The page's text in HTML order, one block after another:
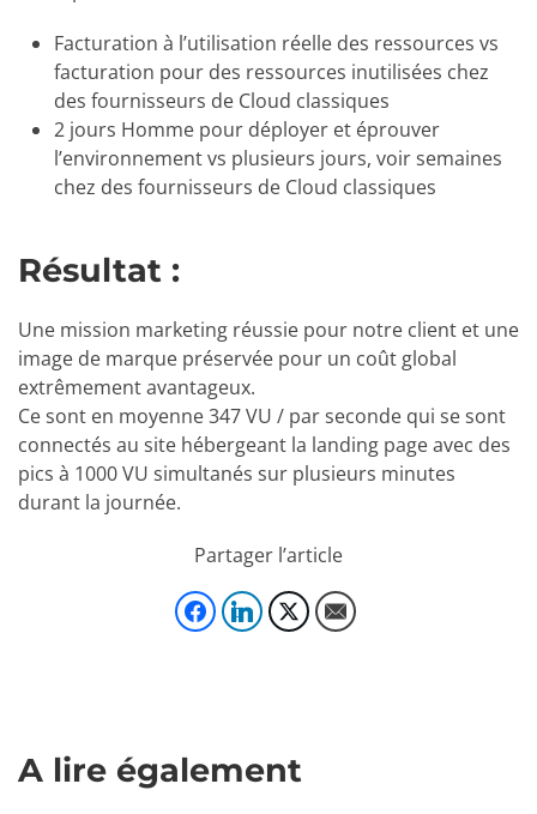
Facturation à l’utilisation réelle des ressources vs
facturation pour des ressources inutilisées chez
des fournisseurs de Cloud classiques
2 jours Homme pour déployer et éprouver
l’environnement vs plusieurs jours, voir semaines
chez des fournisseurs de Cloud classiques
Résultat :
Une mission marketing réussie pour notre client et une
image de marque préservée pour un coût global
extrêmement avantageux.
Ce sont en moyenne 347 VU / par seconde qui se sont
connectés au site hébergeant la landing page avec des
pics à 1000 VU simultanés sur plusieurs minutes
durant la journée.
Partager l’article
A lire également